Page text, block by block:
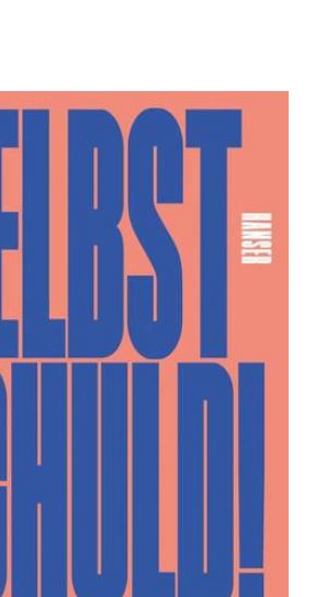
hinzufügen
Baron, Dietmar Dath,
Ann-Kristin Tlusty